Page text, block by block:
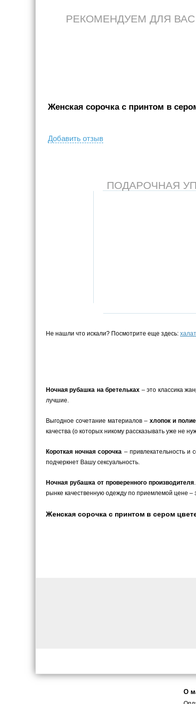
РЕКОМЕНДУЕМ ДЛЯ ВАС
Женская сорочка с принтом в
Добавить отзыв
ПОДАРОЧНАЯ
Не нашли что искали? Посмотрите еще здесь:
Ночная рубашка на бретельках – это классика
лучшие.
Выгодное сочетание материалов – хлопок и
качества (о которых никому рассказывать уже не
Короткая ночная сорочка – привлекательность и
подчеркнет Вашу сексуальность.
Ночная рубашка от проверенного производителя
рынке качественную одежду по приемлемой цене
Женская сорочка с принтом в сером
О